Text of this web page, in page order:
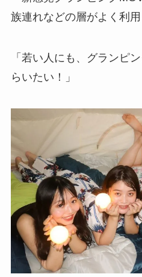
族連れなどの層がよく利
「若い人にも、グランピ
らいたい！」